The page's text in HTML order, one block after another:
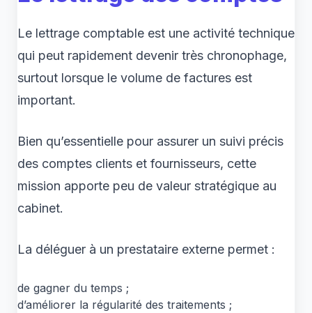
Le lettrage comptable est une activité technique
qui peut rapidement devenir très chronophage,
surtout lorsque le volume de factures est
important.
Bien qu’essentielle pour assurer un suivi précis
des comptes clients et fournisseurs, cette
mission apporte peu de valeur stratégique au
cabinet.
La déléguer à un prestataire externe permet :
de gagner du temps ;
d’améliorer la régularité des traitements ;